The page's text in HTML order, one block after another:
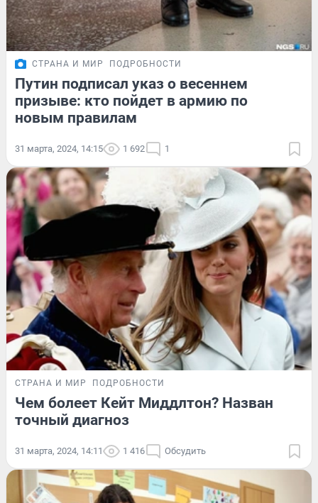
СТРАНА И МИР ПОДРОБНОСТИ
Путин подписал указ о весеннем
призыве: кто пойдет в армию по
новым правилам
31 марта, 2024, 14:15 1 692 1
СТРАНА И МИР ПОДРОБНОСТИ
Чем болеет Кейт Миддлтон? Назван
точный диагноз
31 марта, 2024, 14:11 1 416 Обсудить